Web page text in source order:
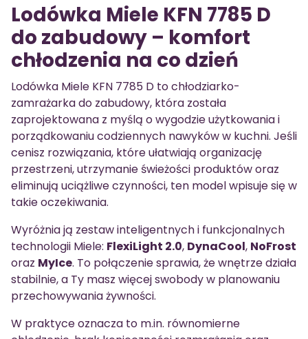
Lodówka Miele KFN 7785 D
do zabudowy – komfort
chłodzenia na co dzień
Lodówka Miele KFN 7785 D to chłodziarko-
zamrażarka do zabudowy, która została
zaprojektowana z myślą o wygodzie użytkowania i
porządkowaniu codziennych nawyków w kuchni. Jeśli
cenisz rozwiązania, które ułatwiają organizację
przestrzeni, utrzymanie świeżości produktów oraz
eliminują uciążliwe czynności, ten model wpisuje się w
takie oczekiwania.
Wyróżnia ją zestaw inteligentnych i funkcjonalnych
technologii Miele: FlexiLight 2.0, DynaCool, NoFrost
oraz MyIce. To połączenie sprawia, że wnętrze działa
stabilnie, a Ty masz więcej swobody w planowaniu
przechowywania żywności.
W praktyce oznacza to m.in. równomierne